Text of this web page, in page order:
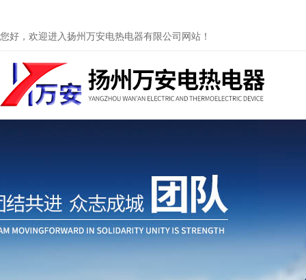
您好，欢迎进入扬州万安电热电器有限公司网站！